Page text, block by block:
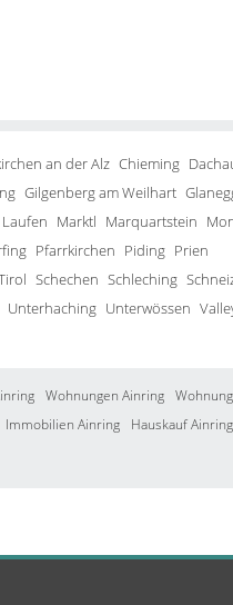
an der Alz Chieming
Gilgenberg am Weilhart
Laufen Marktl Marquartstein
Pfarrkirchen Piding Prien
Schechen Schleching
Unterhaching Unterwössen
Wohnungen Ainring
Immobilien Ainring
Hauskauf Ainring